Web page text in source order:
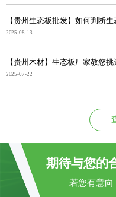
【贵州生态板批发】如何判断
2025-08-13
【贵州木材】生态板厂家教您
2025-07-22
期待与您的
若您有意